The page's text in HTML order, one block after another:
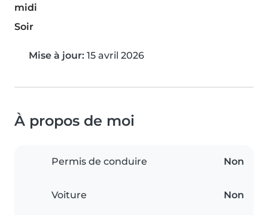
midi
Soir
Mise à jour: 15 avril 2026
À propos de moi
Permis de conduire Non
Voiture Non